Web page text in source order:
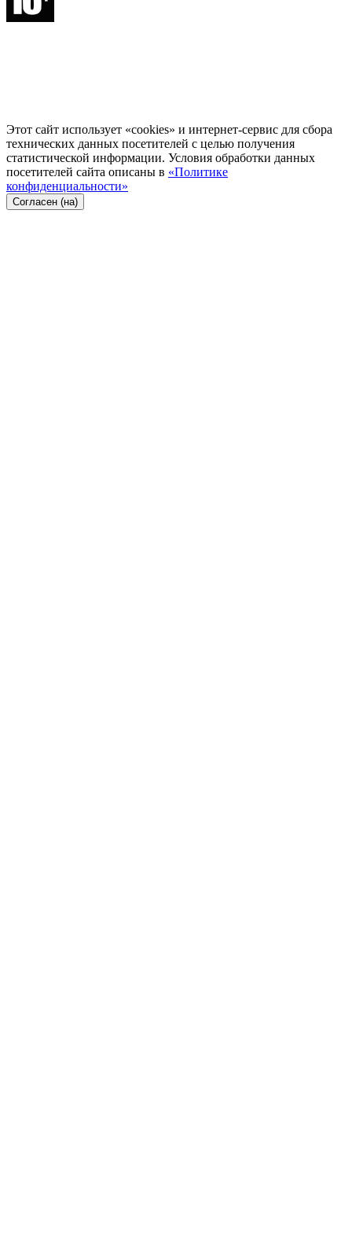
Этот сайт использует «cookies» и интернет-сервис для сбора
технических данных посетителей с целью получения
статистической информации. Условия обработки данных
посетителей сайта описаны в «Политике
конфиденциальности»
Согласен (на)